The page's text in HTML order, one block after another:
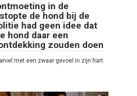
in de
de hond bij de
had geen idee dat
hond daar een
zouden doen
met een zwaar gevoel in zijn hart.